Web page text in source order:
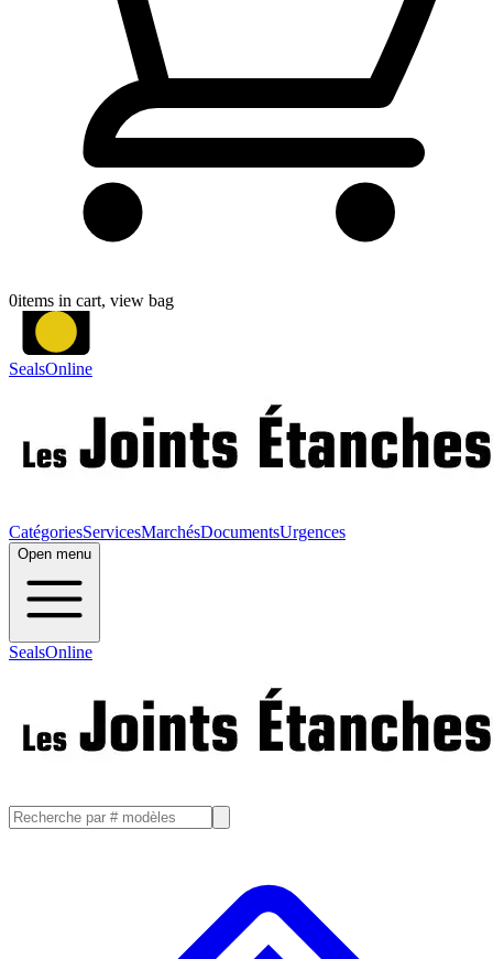
0items in cart, view bag
SealsOnline
CatégoriesServicesMarchésDocumentsUrgences
Open menu
SealsOnline